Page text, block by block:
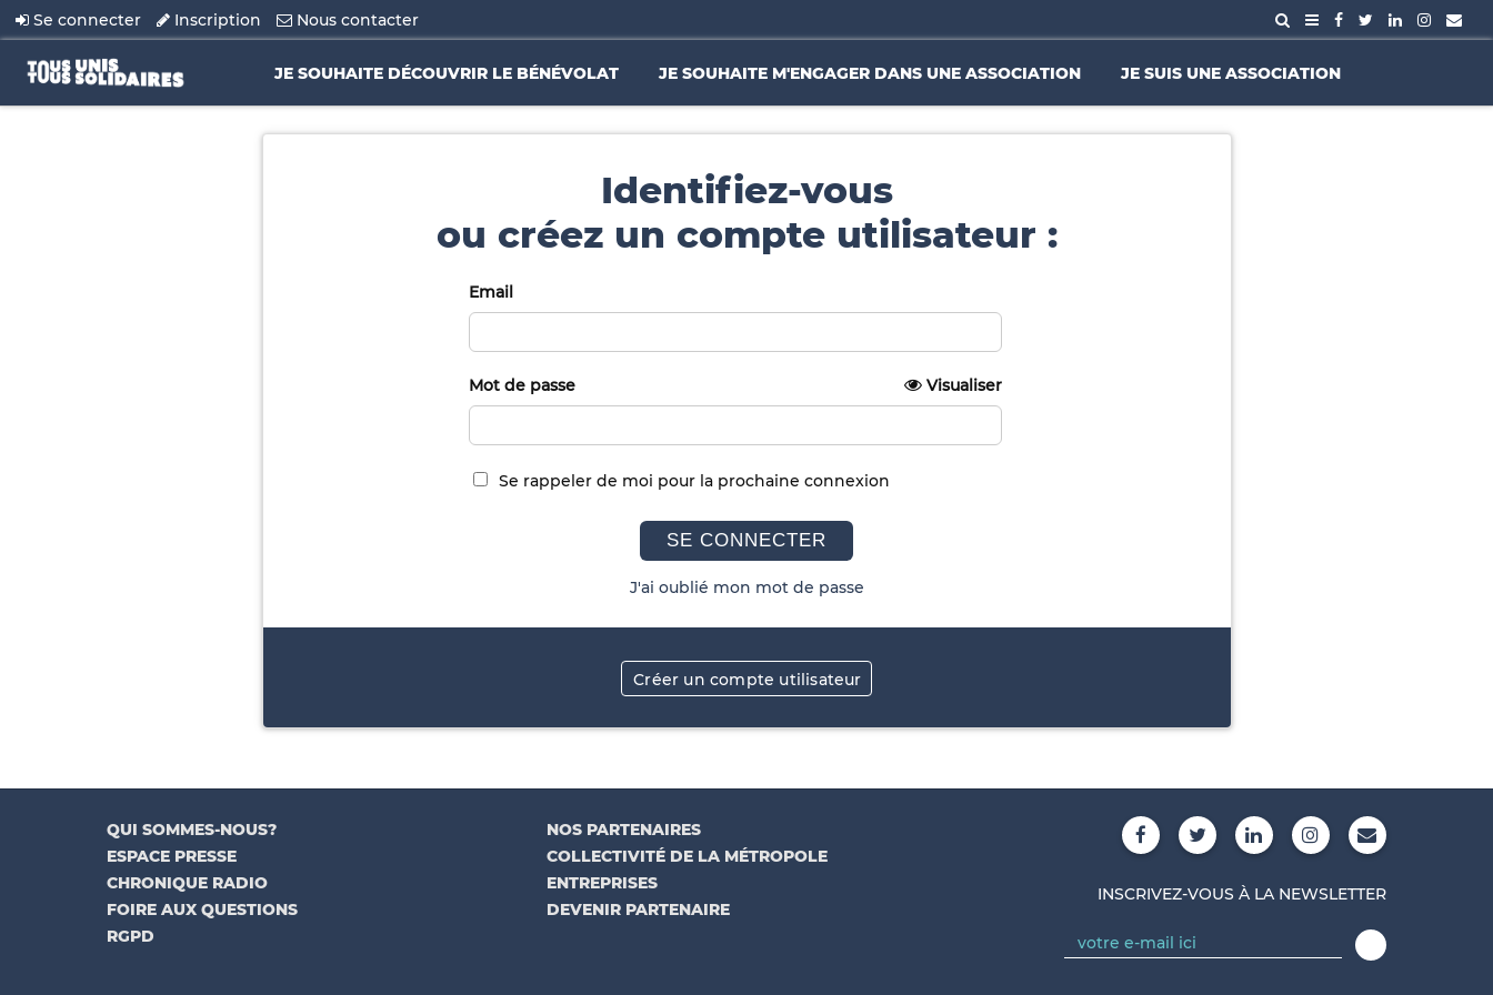
Se connecter Inscription Nous contacter
JE SOUHAITE DÉCOUVRIR LE BÉNÉVOLAT JE SOUHAITE M'ENGAGER DANS UNE ASSOCIATION JE SUIS UNE ASSOCIATION
Identifiez-vous
ou créez un compte utilisateur :
Email
Mot de passe Visualiser
Se rappeler de moi pour la prochaine connexion
SE CONNECTER
J'ai oublié mon mot de passe
Créer un compte utilisateur
QUI SOMMES-NOUS?
ESPACE PRESSE
CHRONIQUE RADIO
FOIRE AUX QUESTIONS
RGPD
NOS PARTENAIRES
COLLECTIVITÉ DE LA MÉTROPOLE
ENTREPRISES
DEVENIR PARTENAIRE
INSCRIVEZ-VOUS À LA NEWSLETTER